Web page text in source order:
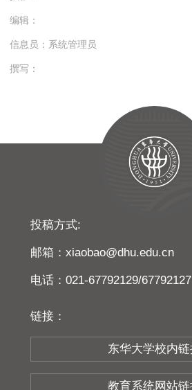
编辑：
信息员：系统管理员
撰写：
投稿方式:
邮箱：xiaobao@dhu.edu.cn
电话：021-67792129/67792127
链接：